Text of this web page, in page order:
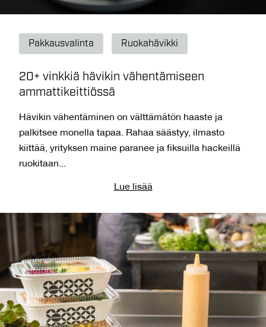
Pakkausvalinta Ruokahävikki
20+ vinkkiä hävikin vähentämiseen
ammattikeittiössä
Hävikin vähentäminen on välttämätön haaste ja
palkitsee monella tapaa. Rahaa säästyy, ilmasto
kiittää, yrityksen maine paranee ja fiksuilla hackeillä
ruokitaan...
Lue lisää